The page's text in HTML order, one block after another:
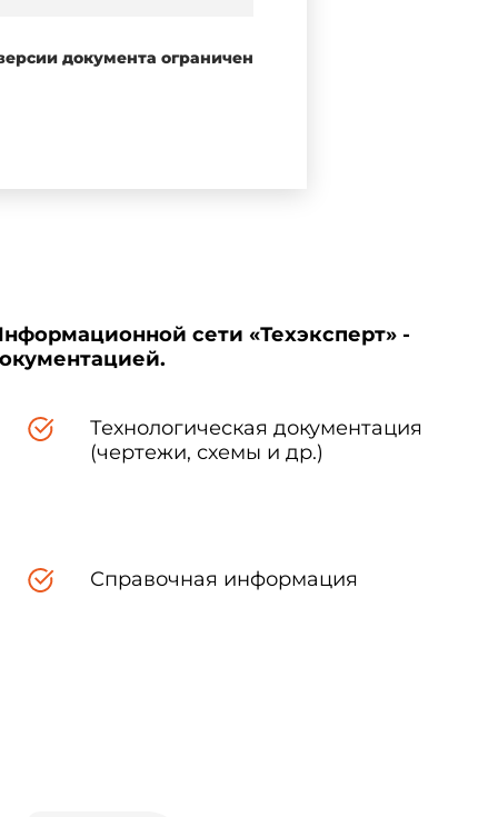
документа ограничен
сети «Техэксперт» -
Технологическая документация
(чертежи, схемы и др.)
Справочная информация